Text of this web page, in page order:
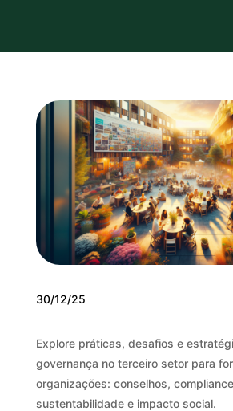
30/12/25
Explore práticas, desafios e
governança no terceiro setor para
organizações: conselhos,
sustentabilidade e impacto social.